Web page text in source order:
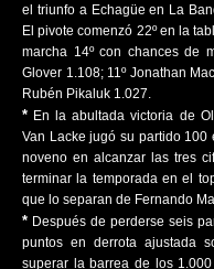
el triunfo a Echagüe en La
El pivote comenzó 22º en la
marcha 14º con chances de
Glover 1.108; 11º Jonathan
Rubén Pikaluk 1.027.
* En la abultada victoria de
Van Lacke jugó su partido 100
noveno en alcanzar las tres
terminar la temporada en el
que lo separan de Fernando
* Después de perderse seis
puntos en derrota ajustada
superar la barrea de los